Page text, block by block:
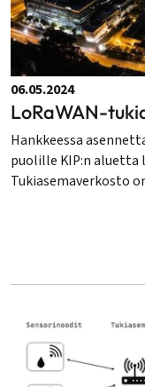
06.05.2024
LoRaWAN-
Hankkeessa
puolille KIP:n
Tukiasemaverkosto